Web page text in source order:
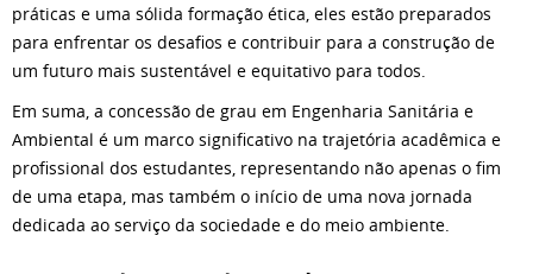
práticas e uma sólida formação ética, eles estão preparados
para enfrentar os desafios e contribuir para a construção de
um futuro mais sustentável e equitativo para todos.
Em suma, a concessão de grau em Engenharia Sanitária e
Ambiental é um marco significativo na trajetória acadêmica e
profissional dos estudantes, representando não apenas o fim
de uma etapa, mas também o início de uma nova jornada
dedicada ao serviço da sociedade e do meio ambiente.